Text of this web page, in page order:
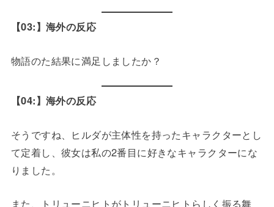
【03:】海外の反応
物語のた結果に満足しましたか？
【04:】海外の反応
そうですね、ヒルダが主体性を持ったキャラクターとし
て定着し、彼女は私の2番目に好きなキャラクターにな
りました。
また、トリューニヒトがトリューニヒトらしく振る舞